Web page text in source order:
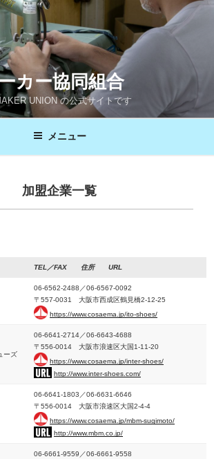
カー協同組合
UNION の公式サイトです
メニュー
加盟企業一覧
TEL／FAX 住所 URL
06-6562-2488／06-6567-0092
〒557-0031 大阪市西成区鶴見橋2-12-25
https://www.cosaema.jp/ito-shoes/
ーズ
06-6641-2714／06-6643-4688
〒556-0014 大阪市浪速区大国1-11-20
https://www.cosaema.jp/inter-shoes/
http://www.inter-shoes.com/
06-6641-1803／06-6631-6646
〒556-0014 大阪市浪速区大国2-4-4
https://www.cosaema.jp/mbm-sugimoto/
http://www.mbm.co.jp/
06-6661-9559／06-6661-9558